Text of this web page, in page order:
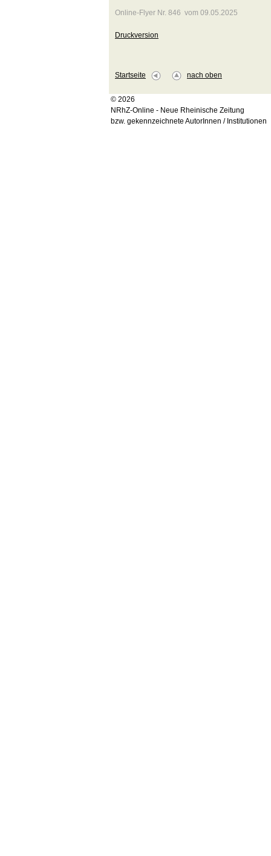
Online-Flyer Nr. 846 vom 09.05.2025
Druckversion
Startseite nach oben
© 2026
NRhZ-Online - Neue Rheinische Zeitung
bzw. gekennzeichnete AutorInnen / Institutionen